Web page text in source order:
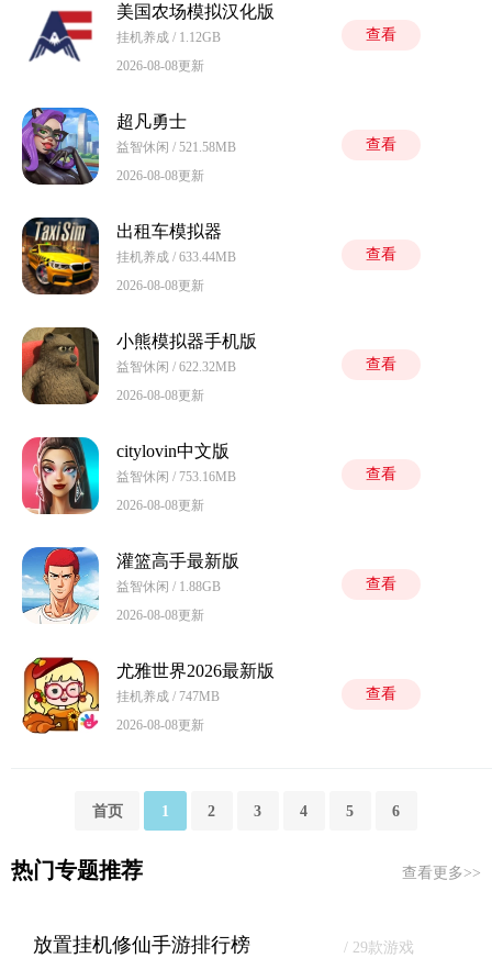
美国农场模拟汉化版
挂机养成 / 1.12GB
2026-08-08更新
查看
超凡勇士
益智休闲 / 521.58MB
2026-08-08更新
查看
出租车模拟器
挂机养成 / 633.44MB
2026-08-08更新
查看
小熊模拟器手机版
益智休闲 / 622.32MB
2026-08-08更新
查看
citylovin中文版
益智休闲 / 753.16MB
2026-08-08更新
查看
灌篮高手最新版
益智休闲 / 1.88GB
2026-08-08更新
查看
尤雅世界2026最新版
挂机养成 / 747MB
2026-08-08更新
查看
首页 1 2 3 4 5 6
热门专题推荐 查看更多>>
放置挂机修仙手游排行榜 / 29款游戏